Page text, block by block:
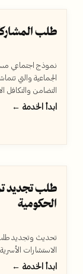
طلب
نموذج اجتماعي
الجماعية والتي
التضامن والتكافل
ومستدامة.
ابدأ الخدمة ←
طلب تجديد
الحكومية
تحديث وتجديد
الاستشارات
ابدأ الخدمة ←